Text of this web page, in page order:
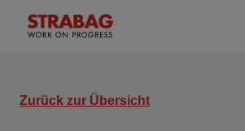
Zurück zur Übersicht